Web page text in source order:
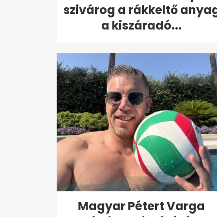
szivárog a rákkeltő
a kiszáradó...
Magyar Pétert Varga